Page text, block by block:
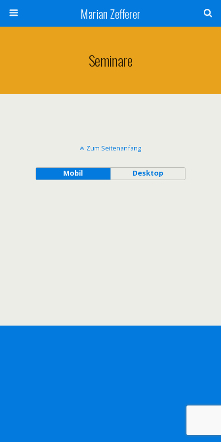
Marian Zefferer
Seminare
Zum Seitenanfang
Mobil Desktop